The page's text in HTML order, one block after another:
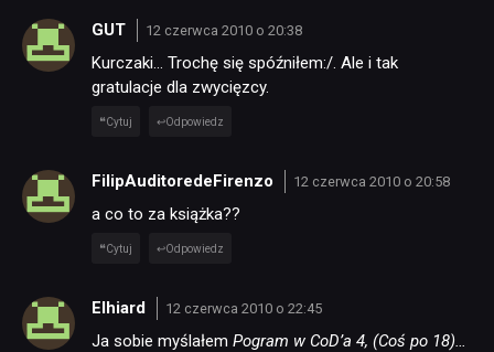
GUT 12 czerwca 2010 o 20:38
Kurczaki… Trochę się spóźniłem:/. Ale i tak
gratulacje dla zwycięzcy.
Cytuj Odpowiedz
FilipAuditoredeFirenzo 12 czerwca 2010 o 20:58
a co to za książka??
Cytuj Odpowiedz
Elhiard 12 czerwca 2010 o 22:45
Ja sobie myślałem Pogram w CoD’a 4, (Coś po 18)…